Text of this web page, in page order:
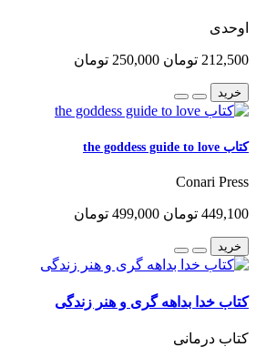
اوحدی
212,500 تومان 250,000 تومان
خرید
کتاب the goddess guide to love
Conari Press
449,100 تومان 499,000 تومان
خرید
کتاب خدا بداهه گری و هنر زندگی
کتاب درمانی